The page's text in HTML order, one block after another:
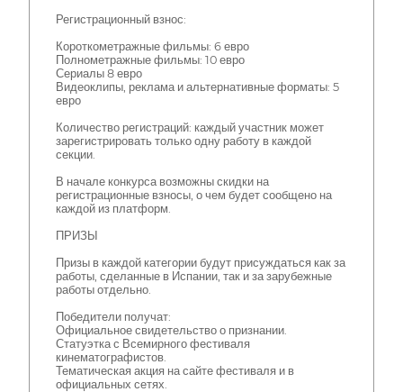
Регистрационный взнос:
Короткометражные фильмы: 6 евро
Полнометражные фильмы: 10 евро
Сериалы 8 евро
Видеоклипы, реклама и альтернативные форматы: 5
евро
Количество регистраций: каждый участник может
зарегистрировать только одну работу в каждой
секции.
В начале конкурса возможны скидки на
регистрационные взносы, о чем будет сообщено на
каждой из платформ.
ПРИЗЫ
Призы в каждой категории будут присуждаться как за
работы, сделанные в Испании, так и за зарубежные
работы отдельно.
Победители получат:
Официальное свидетельство о признании.
Статуэтка с Всемирного фестиваля
кинематографистов.
Тематическая акция на сайте фестиваля и в
официальных сетях.